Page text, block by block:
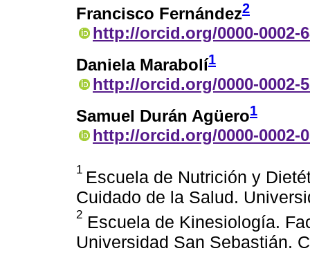
Francisco Fernández2
http://orcid.org/0000-0002-
Daniela Marabolí1
http://orcid.org/0000-0002-
Samuel Durán Agüero1
http://orcid.org/0000-0002-
1 Escuela de Nutrición y
Cuidado de la Salud.
2 Escuela de Kinesiología.
Universidad San Sebastián.